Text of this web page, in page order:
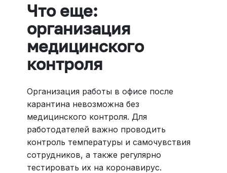
Что еще:
организация
медицинского
контроля
Организация работы в офисе после
карантина невозможна без
медицинского контроля. Для
работодателей важно проводить
контроль температуры и самочувствия
сотрудников, а также регулярно
тестировать их на коронавирус.